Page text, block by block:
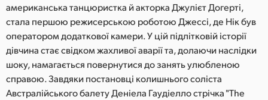
Spain
Sweden
Chinese Taipei
Turkey
американська танцюристка й акторка Джулієт Догерті,
стала першою режисерською роботою Джессі, де Нік був
оператором додаткової камери. У цій підлітковій історії
дівчина стає свідком жахливої аварії та, долаючи наслідки
шоку, намагається повернутися до занять улюбленою
справою. Завдяки постановці колишнього соліста
Австралійського балету Деніела Гаудіелло стрічка "The